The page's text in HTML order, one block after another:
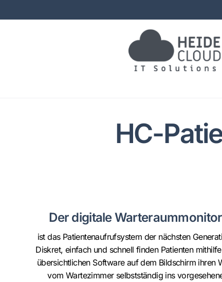
Inhalt
HC-
Der digitale Warteraummonitor
ist das Patientenaufrufsystem der nächsten
Diskret, einfach und schnell finden Patienten
übersichtlichen Software auf dem Bildschirm ihren
vom Wartezimmer selbstständig ins